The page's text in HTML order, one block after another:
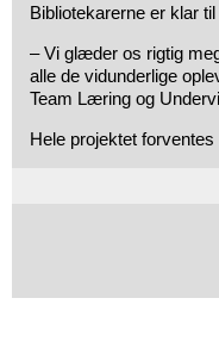
Bibliotekarerne er klar
– Vi glæder os rigtig
alle de vidunderlige
Team Læring og
Hele projektet